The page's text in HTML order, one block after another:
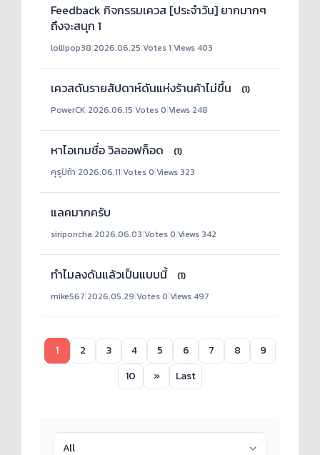
Feedback กิจกรรมเควส [ประจำวัน] ยากมากๆ
ถึงจะสนุก 1
lollipop38|2026.06.25|Votes 1|Views 403
เควสดันรายสัปดาห์ดันแห่งร้านค้าไม่ขึ้น
(1)
PowerCK|2026.06.15|Votes 0|Views 248
หาไอเทมชื่อ วิลออฟก็อด
(1)
คุรุปิก้า|2026.06.11|Votes 0|Views 323
แลคมากครับ
siriponcha|2026.06.03|Votes 0|Views 342
ทำไมลงดันแล้วเป็นแบบนี้
(1)
mike567|2026.05.29|Votes 0|Views 497
1 2 3 4 5 6 7 8
9
10
» Last